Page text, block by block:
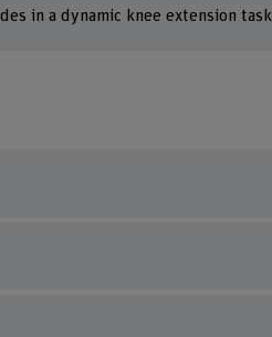
in a dynamic knee extension task